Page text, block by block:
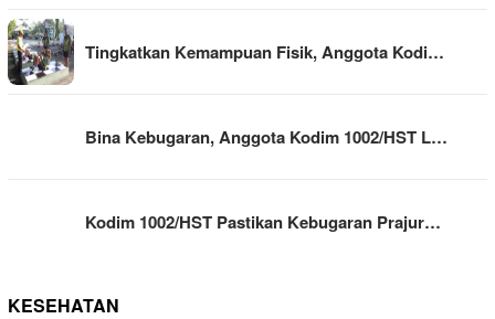
Tingkatkan Kemampuan Fisik, Anggota Kodi…
Bina Kebugaran, Anggota Kodim 1002/HST L…
Kodim 1002/HST Pastikan Kebugaran Prajur…
KESEHATAN